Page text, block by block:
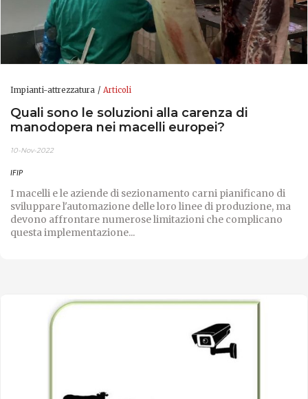
Impianti-attrezzatura Articoli
Quali sono le soluzioni alla carenza di
manodopera nei macelli europei?
10-Nov-2022
IFIP
I macelli e le aziende di sezionamento carni pianificano di
sviluppare l'automazione delle loro linee di produzione, ma
devono affrontare numerose limitazioni che complicano
questa implementazione...